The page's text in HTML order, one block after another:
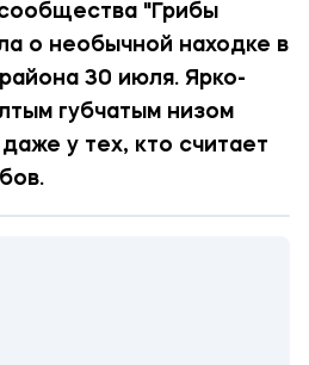
"Грибы
о необычной находке в
30 июля. Ярко-
губчатым низом
у тех, кто считает